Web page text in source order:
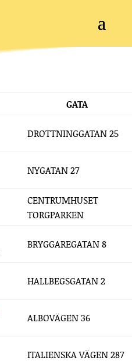
GATA
DROTTNINGGATAN 25
NYGATAN 27
CENTRUMHUSET
TORGPARKEN
BRYGGAREGATAN 8
HALLBEGSGATAN 2
ALBOVÄGEN 36
ITALIENSKA VÄGEN 287